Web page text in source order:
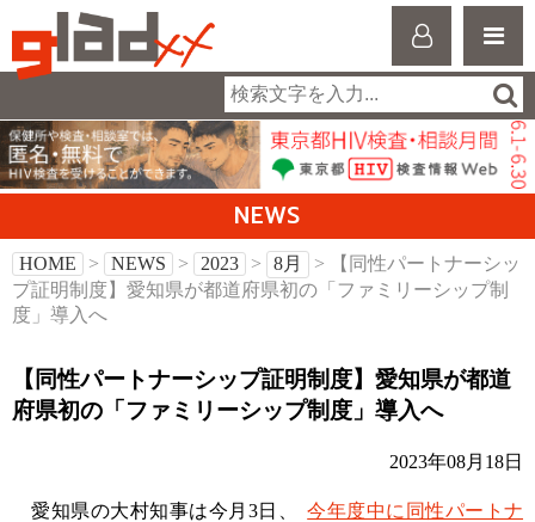
NEWS
HOME > NEWS > 2023 > 8月
> 【同性パートナーシッ
プ証明制度】愛知県が都道府県初の「ファミリーシップ制
度」導入へ
【同性パートナーシップ証明制度】愛知県が都道
府県初の「ファミリーシップ制度」導入へ
2023年08月18日
愛知県の大村知事は今月3日、
今年度中に同性パートナ